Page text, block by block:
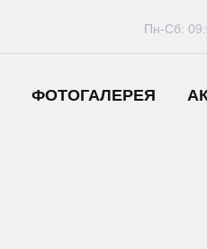
ФОТОГАЛЕРЕЯ
Пн-Сб: